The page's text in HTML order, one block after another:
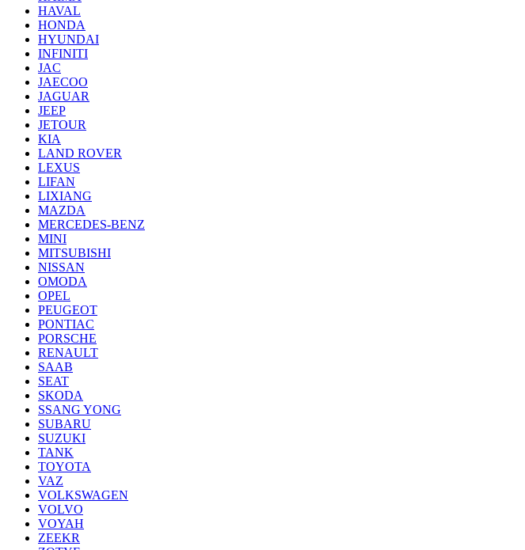
HAVAL
HONDA
HYUNDAI
INFINITI
JAC
JAECOO
JAGUAR
JEEP
JETOUR
KIA
LAND ROVER
LEXUS
LIFAN
LIXIANG
MAZDA
MERCEDES-BENZ
MINI
MITSUBISHI
NISSAN
OMODA
OPEL
PEUGEOT
PONTIAC
PORSCHE
RENAULT
SAAB
SEAT
SKODA
SSANG YONG
SUBARU
SUZUKI
TANK
TOYOTA
VAZ
VOLKSWAGEN
VOLVO
VOYAH
ZEEKR